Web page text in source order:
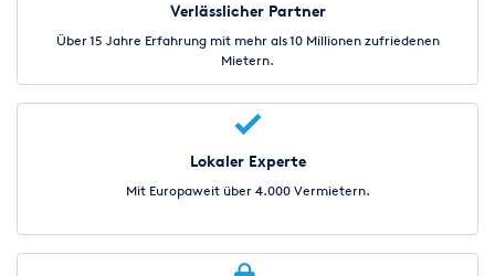
Verlässlicher Partner
Über 15 Jahre Erfahrung mit mehr als 10 Millionen zufriedenen
Mietern.
Lokaler Experte
Mit Europaweit über 4.000 Vermietern.